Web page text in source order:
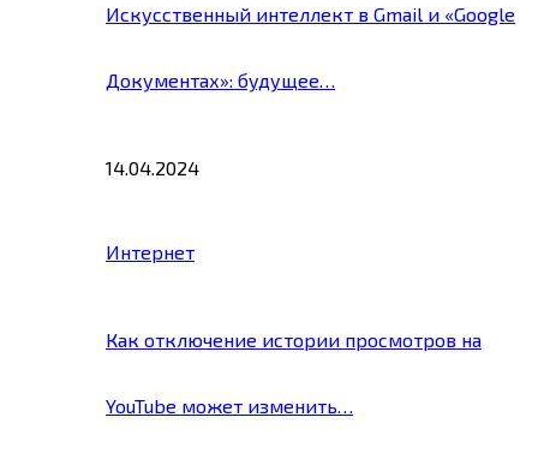
Искусственный интеллект в Gmail и «Google
Документах»: будущее…
14.04.2024
Интернет
Как отключение истории просмотров на
YouTube может изменить…